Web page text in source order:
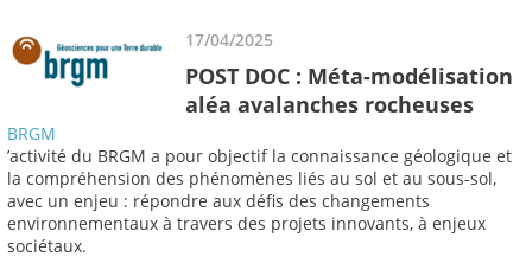
17/04/2025
POST DOC : Méta-modélisation
aléa avalanches rocheuses
BRGM
’activité du BRGM a pour objectif la connaissance géologique et
la compréhension des phénomènes liés au sol et au sous-sol,
avec un enjeu : répondre aux défis des changements
environnementaux à travers des projets innovants, à enjeux
sociétaux.